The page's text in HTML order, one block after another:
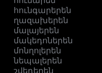
հունգարերեն
ղազախերեն
մալայերեն
մակեդոներեն
մոնղոլերեն
նեպալերեն
շվեդերեն